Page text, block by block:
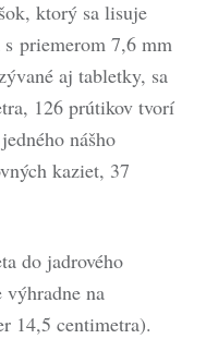
ktorý sa lisuje
priemerom 7,6 mm
aj tabletky, sa
126 prútikov tvorí
nášho
kaziet, 37
do jadrového
na
14,5 centimetra).